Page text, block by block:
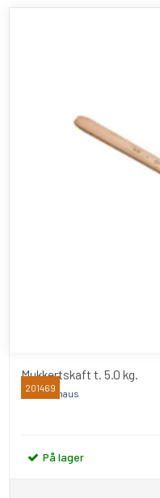
Mukkertskaft t. 5.0 kg.
Peddinghaus
201469
På lager